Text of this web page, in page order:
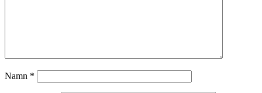
Namn *